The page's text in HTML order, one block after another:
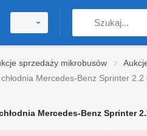
sprzedaży mikrobusów
Mercedes-Benz Sprinter
Mercedes-Benz Sprinter